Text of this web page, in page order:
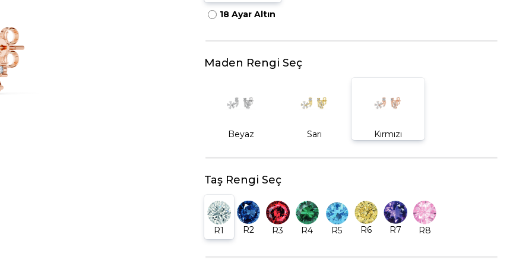
18 Ayar Altın
Maden Rengi Seç
Beyaz Sarı Kırmızı
Taş Rengi Seç
R1 R2 R3 R4 R5 R6 R7 R8